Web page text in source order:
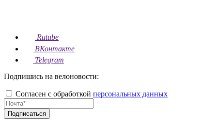
Rutube
ВКонтакте
Telegram
Подпишись на велоновости:
Согласен с обработкой персональных данных
Подписаться